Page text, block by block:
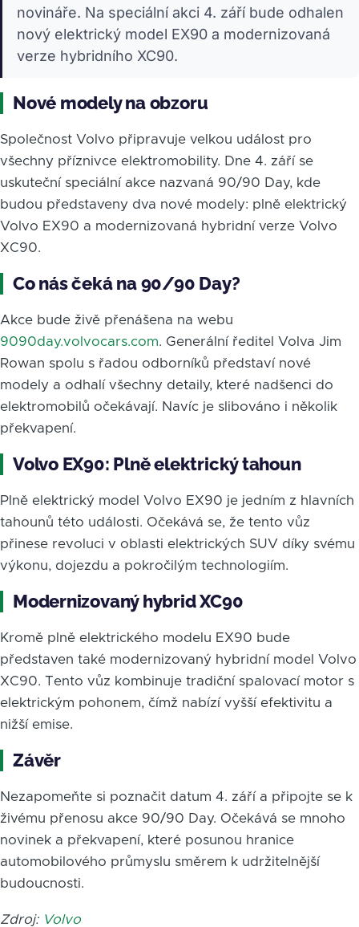
novináře. Na speciální akci 4. září bude odhalen
nový elektrický model EX90 a modernizovaná
verze hybridního XC90.
Nové modely na obzoru
Společnost Volvo připravuje velkou událost pro
všechny příznivce elektromobility. Dne 4. září se
uskuteční speciální akce nazvaná 90/90 Day, kde
budou představeny dva nové modely: plně elektrický
Volvo EX90 a modernizovaná hybridní verze Volvo
XC90.
Co nás čeká na 90/90 Day?
Akce bude živě přenášena na webu
9090day.volvocars.com. Generální ředitel Volva Jim
Rowan spolu s řadou odborníků představí nové
modely a odhalí všechny detaily, které nadšenci do
elektromobilů očekávají. Navíc je slibováno i několik
překvapení.
Volvo EX90: Plně elektrický tahoun
Plně elektrický model Volvo EX90 je jedním z hlavních
tahounů této události. Očekává se, že tento vůz
přinese revoluci v oblasti elektrických SUV díky svému
výkonu, dojezdu a pokročilým technologiím.
Modernizovaný hybrid XC90
Kromě plně elektrického modelu EX90 bude
představen také modernizovaný hybridní model Volvo
XC90. Tento vůz kombinuje tradiční spalovací motor s
elektrickým pohonem, čímž nabízí vyšší efektivitu a
nižší emise.
Závěr
Nezapomeňte si poznačit datum 4. září a připojte se k
živému přenosu akce 90/90 Day. Očekává se mnoho
novinek a překvapení, které posunou hranice
automobilového průmyslu směrem k udržitelnější
budoucnosti.
Zdroj: Volvo